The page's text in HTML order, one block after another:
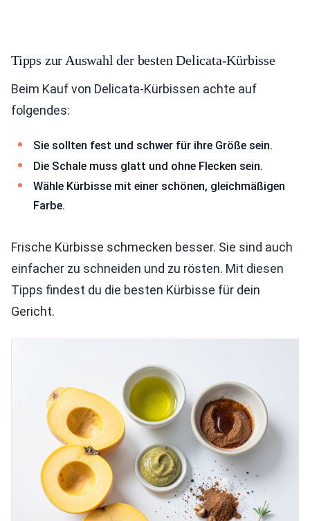
Tipps zur Auswahl der besten Delicata-Kürbisse
Beim Kauf von Delicata-Kürbissen achte auf
folgendes:
Sie sollten fest und schwer für ihre Größe sein.
Die Schale muss glatt und ohne Flecken sein.
Wähle Kürbisse mit einer schönen, gleichmäßigen
Farbe.
Frische Kürbisse schmecken besser. Sie sind auch
einfacher zu schneiden und zu rösten. Mit diesen
Tipps findest du die besten Kürbisse für dein
Gericht.